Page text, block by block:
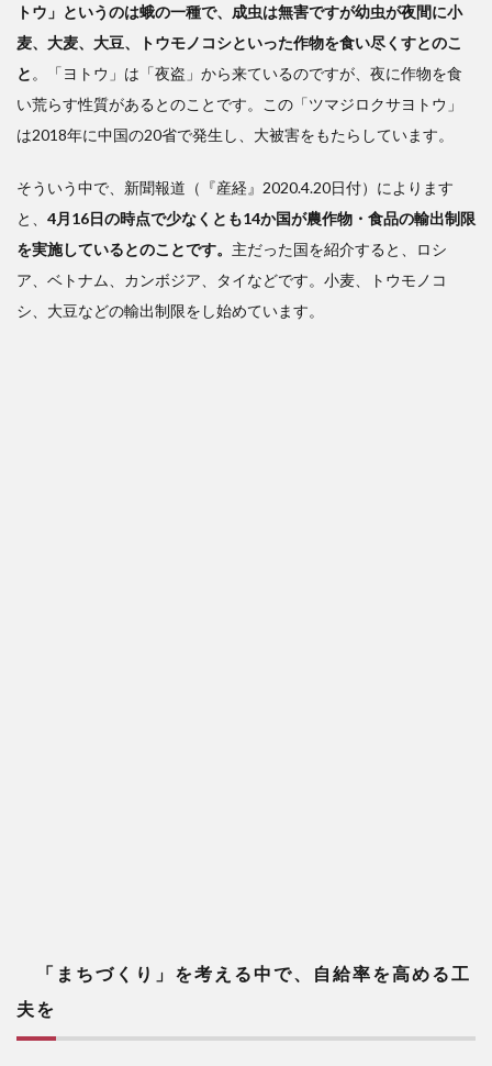
トウ」というのは蛾の一種で、成虫は無害ですが幼虫が夜間に小
麦、大麦、大豆、トウモノコシといった作物を食い尽くすとのこ
と 。「ヨトウ」は「夜盗」から来ているのですが、夜に作物を食
い荒らす性質があるとのことです。この「ツマジロクサヨトウ」
は2018年に中国の20省で発生し、大被害をもたらしています。
そういう中で、新聞報道（『産経』2020.4.20日付）によります
と、 4月16日の時点で少なくとも14か国が農作物・食品の輸出制限
を実施しているとのことです。 主だった国を紹介すると、ロシ
ア、ベトナム、カンボジア、タイなどです。小麦、トウモノコ
シ、大豆などの輸出制限をし始めています。
「まちづくり」を考える中で、自給率を高める工
夫を